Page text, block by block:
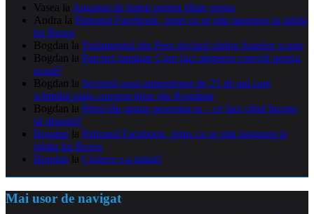
Vasea la Angajari de baieti pentru filme porno
Andra la Patronul Facebook, prins ca se uita languros la iubita
lui Bezos
Bogdan la Parlamentul din Peru declară război fustelor scurte
Bogdan la Parchet laminat: Cum faci alegerea corectă pentru
acasă?
Bogdan la Secretul unui antreprenor de 25 de ani care
schimbă piața construcțiilor din România
Bogdan la Părul tău spune povestea ta – ce faci când începe
să dispară?
Bogdan la Patronul Facebook, prins ca se uita languros la
iubita lui Bezos
Bogdan la Ciolacu s-a tatuat!
Mai usor de navigat